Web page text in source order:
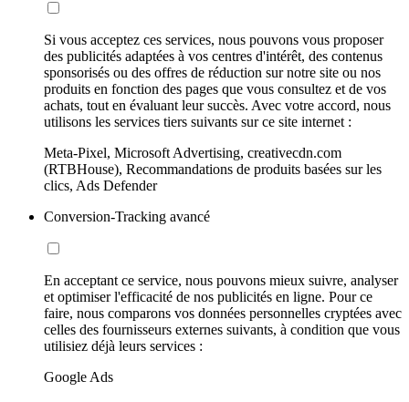
Si vous acceptez ces services, nous pouvons vous proposer
des publicités adaptées à vos centres d'intérêt, des contenus
sponsorisés ou des offres de réduction sur notre site ou nos
produits en fonction des pages que vous consultez et de vos
achats, tout en évaluant leur succès. Avec votre accord, nous
utilisons les services tiers suivants sur ce site internet :
Meta-Pixel, Microsoft Advertising, creativecdn.com
(RTBHouse), Recommandations de produits basées sur les
clics, Ads Defender
Conversion-Tracking avancé
En acceptant ce service, nous pouvons mieux suivre, analyser
et optimiser l'efficacité de nos publicités en ligne. Pour ce
faire, nous comparons vos données personnelles cryptées avec
celles des fournisseurs externes suivants, à condition que vous
utilisiez déjà leurs services :
Google Ads